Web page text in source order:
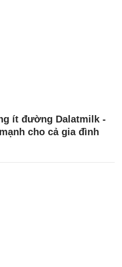
ít đường Dalatmilk -
cho cả gia đình